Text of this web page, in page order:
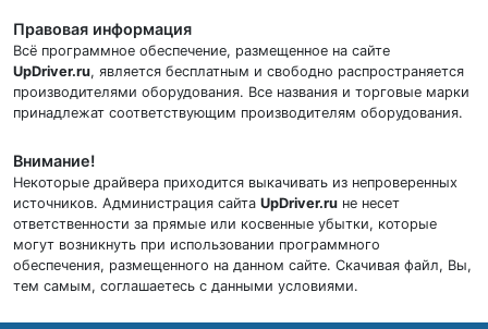
Правовая информация
Всё программное обеспечение, размещенное на сайте
UpDriver.ru, является бесплатным и свободно распространяется
производителями оборудования. Все названия и торговые марки
принадлежат соответствующим производителям оборудования.
Внимание!
Некоторые драйвера приходится выкачивать из непроверенных
источников. Администрация сайта UpDriver.ru не несет
ответственности за прямые или косвенные убытки, которые
могут возникнуть при использовании программного
обеспечения, размещенного на данном сайте. Скачивая файл, Вы,
тем самым, соглашаетесь с данными условиями.